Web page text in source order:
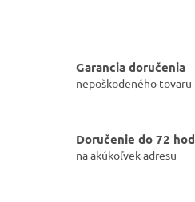
Garancia doručenia
nepoškodeného tovaru
Doručenie do 72
na akúkoľvek adresu